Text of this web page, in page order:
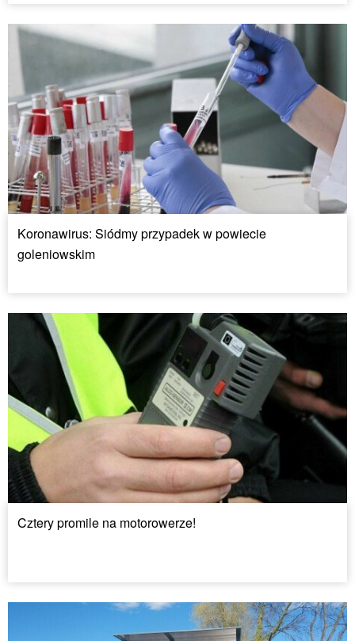
Koronawirus: Siódmy przypadek w powiecie
goleniowskim
Cztery promile na motorowerze!